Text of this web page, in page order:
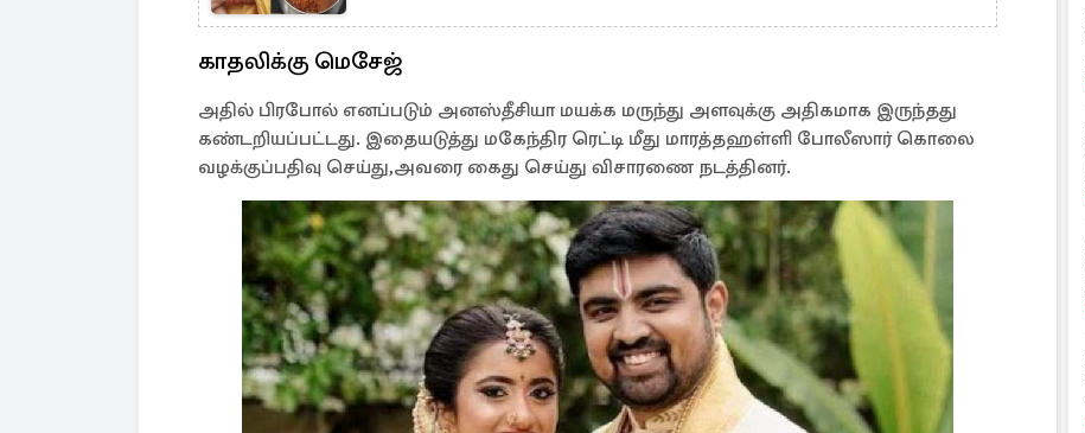
காதலிக்கு மெசேஜ்
அதில் பிர​போல் எனப்​படும் அனஸ்​தீசியா மயக்க மருந்து அளவுக்கு அதி​க​மாக இருந்​தது
கண்​டறியப்​பட்​டது. இதையடுத்து மகேந்​திர ரெட்டி மீது மாரத்​தஹள்ளி போலீ​ஸார் கொலை
வழக்​குப்​ப​திவு செய்​து,அவரை கைது செய்​து விசா​ரணை நடத்​தினர்.